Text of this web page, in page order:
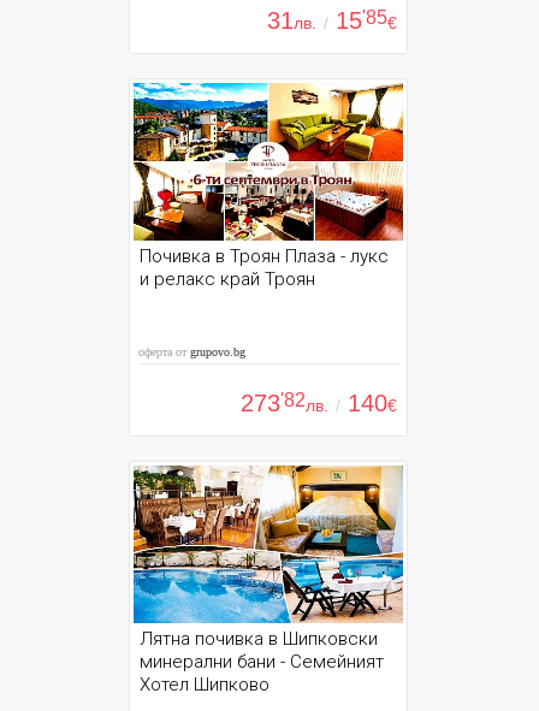
31лв. / 15'85€
Почивка в Троян Плаза - лукс
и релакс край Троян
оферта отgrupovo.bg
273'82лв. / 140€
Лятна почивка в Шипковски
минерални бани - Семейният
Хотел Шипково